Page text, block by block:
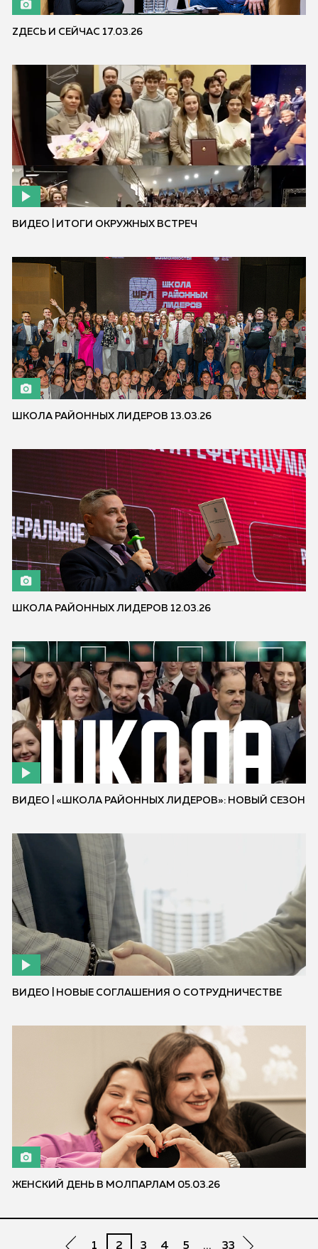
ZДЕСЬ И СЕЙЧАС 17.03.26
ВИДЕО | ИТОГИ ОКРУЖНЫХ ВСТРЕЧ
ШКОЛА РАЙОННЫХ ЛИДЕРОВ 13.03.26
ШКОЛА РАЙОННЫХ ЛИДЕРОВ 12.03.26
ВИДЕО | «ШКОЛА РАЙОННЫХ ЛИДЕРОВ»: НОВЫЙ СЕЗОН
ВИДЕО | НОВЫЕ СОГЛАШЕНИЯ О СОТРУДНИЧЕСТВЕ
ЖЕНСКИЙ ДЕНЬ В МОЛПАРЛАМ 05.03.26
1 2 3 4 5 ... 33